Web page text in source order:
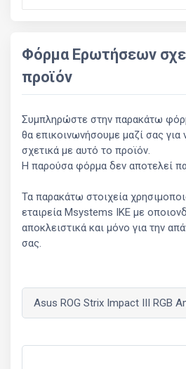
Φόρμα Ερωτήσεων
προϊόν
Συμπληρώστε στην παρακάτω
θα επικοινωνήσουμε μαζί σας
σχετικά με αυτό το προϊόν.
Η παρούσα φόρμα δεν αποτελεί
Τα παρακάτω στοιχεία
εταιρεία Msystems ΙΚΕ με
αποκλειστικά και μόνο για την
σας.